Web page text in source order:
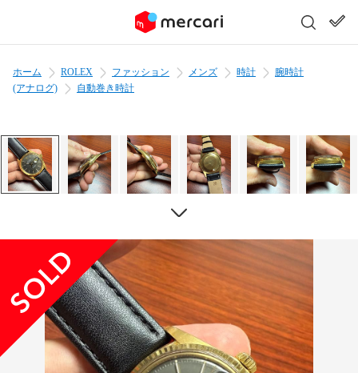
ホーム ROLEX ファッション メンズ 時計
腕時計
(アナログ)
自動巻き時計